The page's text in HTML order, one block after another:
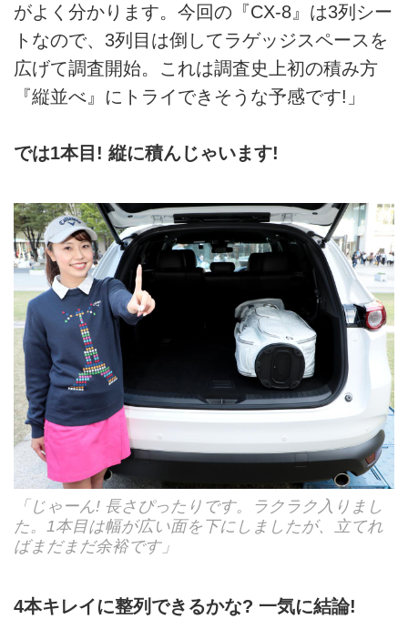
がよく分かります。今回の『CX-8』は3列シー
トなので、3列目は倒してラゲッジスペースを
広げて調査開始。これは調査史上初の積み方
『縦並べ』にトライできそうな予感です!」
では1本目! 縦に積んじゃいます!
「じゃーん! 長さぴったりです。ラクラク入りまし
た。1本目は幅が広い面を下にしましたが、立てれ
ばまだまだ余裕です」
4本キレイに整列できるかな? 一気に結論!